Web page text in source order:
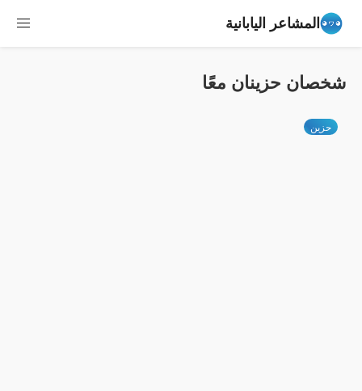
المشاعر اليابانية
شخصان حزينان معًا
حزين